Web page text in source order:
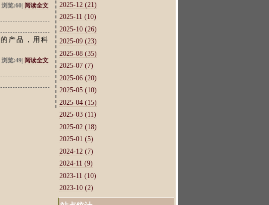
浏览:60| 阅读全文
产品，用科
浏览:49| 阅读全文
2025-12 (21)
2025-11 (10)
2025-10 (26)
2025-09 (23)
2025-08 (35)
2025-07 (7)
2025-06 (20)
2025-05 (10)
2025-04 (15)
2025-03 (11)
2025-02 (18)
2025-01 (5)
2024-12 (7)
2024-11 (9)
2023-11 (10)
2023-10 (2)